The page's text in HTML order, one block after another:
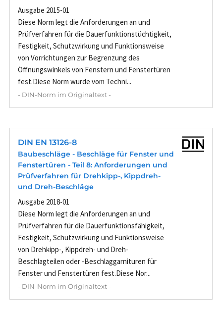
Ausgabe 2015-01
Diese Norm legt die Anforderungen an und
Prüfverfahren für die Dauerfunktionstüchtigkeit,
Festigkeit, Schutzwirkung und Funktionsweise
von Vorrichtungen zur Begrenzung des
Öffnungswinkels von Fenstern und Fenstertüren
fest.Diese Norm wurde vom Techni...
- DIN-Norm im Originaltext -
DIN EN 13126-8
Baubeschläge - Beschläge für Fenster und
Fenstertüren - Teil 8: Anforderungen und
Prüfverfahren für Drehkipp-, Kippdreh-
und Dreh-Beschläge
Ausgabe 2018-01
Diese Norm legt die Anforderungen an und
Prüfverfahren für die Dauerfunktionsfähigkeit,
Festigkeit, Schutzwirkung und Funktionsweise
von Drehkipp-, Kippdreh- und Dreh-
Beschlagteilen oder -Beschlaggarnituren für
Fenster und Fenstertüren fest.Diese Nor...
- DIN-Norm im Originaltext -